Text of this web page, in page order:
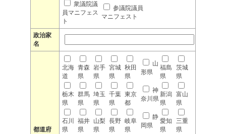
衆議院議
員マニフェス
ト
参議院議員
マニフェスト
政治家
名
都道府
北海
道
青森
県
岩手
県
宮城
県
秋田
県
山
形県
福島
県
茨城
県
栃木
県
群馬
県
埼玉
県
千葉
県
東京
都
神
奈川県
新潟
県
富山
県
石川
県
福井
県
山梨
県
長野
県
岐阜
県
静
岡県
愛知
県
三重
県